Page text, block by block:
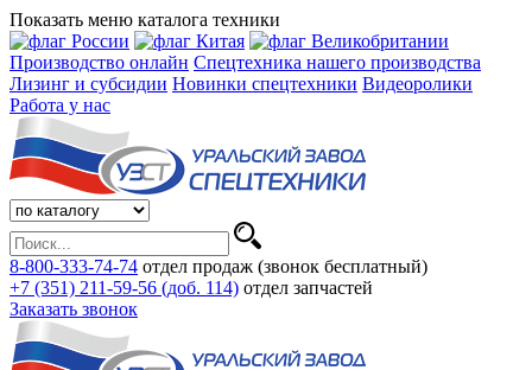
Показать меню каталога техники
Производство онлайн Спецтехника нашего производства
Лизинг и субсидии Новинки спецтехники Видеоролики
Работа у нас
8-800-333-74-74 отдел продаж (звонок бесплатный)
+7 (351) 211-59-56 (доб. 114) отдел запчастей
Заказать звонок